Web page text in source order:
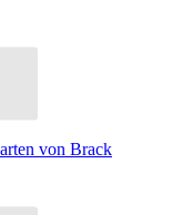
von Brack